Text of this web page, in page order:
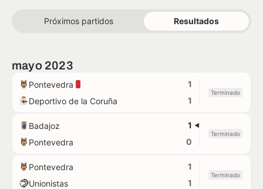
Próximos partidos Resultados
mayo 2023
Pontevedra
1
Deportivo de la Coruña
1
Terminado
Badajoz
1
Pontevedra
0
Terminado
Pontevedra
1
Unionistas
1
Terminado